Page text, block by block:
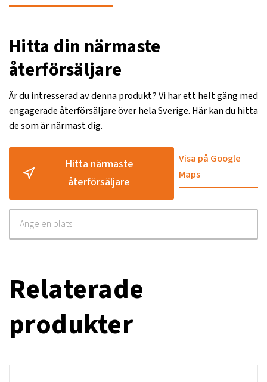
Hitta din närmaste
återförsäljare
Är du intresserad av denna produkt? Vi har ett helt gäng med
engagerade återförsäljare över hela Sverige. Här kan du hitta
de som är närmast dig.
Hitta närmaste
återförsäljare
Visa på Google
Maps
Relaterade
produkter